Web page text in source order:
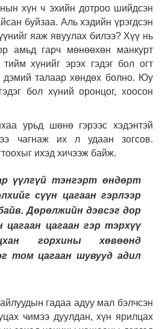
хүн ч эхийн дотроо шийдсэн
буйзаа. Аль хэдийн үрэгдсэн
яаж явуулах билээ? Хүү нь
амьд гарч мөнөөхөн манкурт
хүнийг эрэх гэдэг бол огт
дэмий талаар хөндөх болно. Юу
бол хүний оронцог, хоосон
урьд шөнө гэрээс хэдэнтэй
чагнаж их л удаан зогсов.
ихэд хичээж байж.
үүлгүй тэнгэрт өндөрт
сүүн цагаан гэрлээр
Дөрөлжийн дэвсэг дор
цагаан цагаан гэр тэрхүү
горхины хөвөөнд
том цагаан шувууд адил
гадаа адуу мал бэлчсэн
чимээ дуулдан, хүн ярилцах